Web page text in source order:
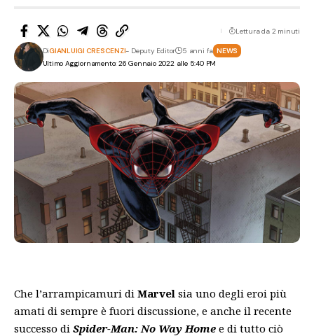
Ultimo Aggiornamento: 26 Gennaio 2022 alle 5:40 PM
DiGIANLUIGI CRESCENZI- Deputy Editor 5 anni fa NEWS
Lettura da 2 minuti
Che l’arrampicamuri di Marvel sia uno degli eroi più
amati di sempre è fuori discussione, e anche il recente
successo di Spider-Man: No Way Home e di tutto ciò